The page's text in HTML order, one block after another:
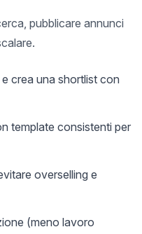
pubblicare annunci
crea una shortlist con
template consistenti per
overselling e
(meno lavoro